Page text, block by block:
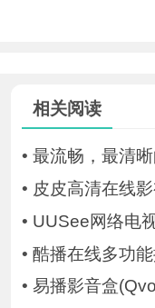
相关阅读
• 最流畅，最清
• 皮皮高清在线
• UUSee网络电
• 酷播在线多功
• 易播影音盒